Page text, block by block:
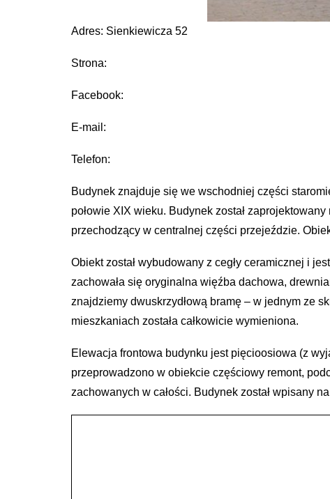
Adres: Sienkiewicza 52
Strona:
Facebook:
E-mail:
Telefon:
Budynek znajduje się we wschodniej części
połowie XIX wieku. Budynek został
przechodzący w centralnej części przejeździe.
Obiekt został wybudowany z cegły ceramicznej i
zachowała się oryginalna więźba dachowa,
znajdziemy dwuskrzydłową bramę – w jednym ze
mieszkaniach została całkowicie wymieniona.
Elewacja frontowa budynku jest pięcioosiowa (z
przeprowadzono w obiekcie częściowy remont,
zachowanych w całości. Budynek został wpisany